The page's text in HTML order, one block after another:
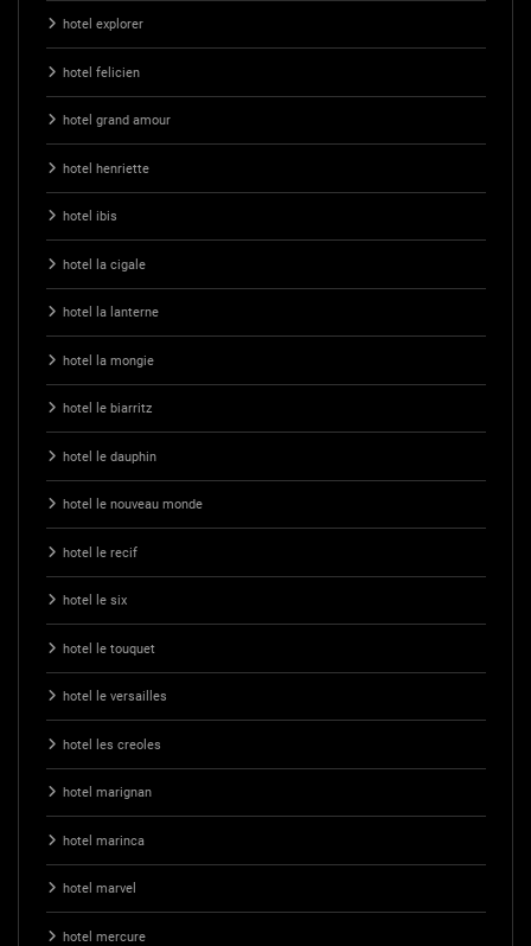
hotel explorer
hotel felicien
hotel grand amour
hotel henriette
hotel ibis
hotel la cigale
hotel la lanterne
hotel la mongie
hotel le biarritz
hotel le dauphin
hotel le nouveau monde
hotel le recif
hotel le six
hotel le touquet
hotel le versailles
hotel les creoles
hotel marignan
hotel marinca
hotel marvel
hotel mercure